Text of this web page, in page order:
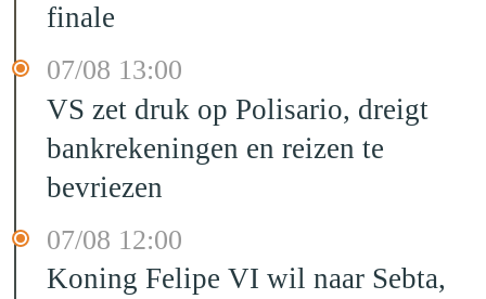
finale
07/08 13:00
VS zet druk op Polisario, dreigt
bankrekeningen en reizen te
bevriezen
07/08 12:00
Koning Felipe VI wil naar Sebta,